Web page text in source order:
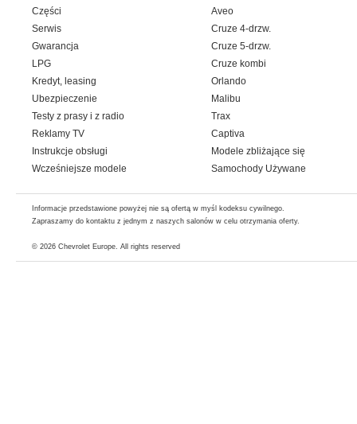
Części
Serwis
Gwarancja
LPG
Kredyt, leasing
Ubezpieczenie
Testy z prasy i z radio
Reklamy TV
Instrukcje obsługi
Wcześniejsze modele
Aveo
Cruze 4-drzw.
Cruze 5-drzw.
Cruze kombi
Orlando
Malibu
Trax
Captiva
Modele zbliżające się
Samochody Używane
Informacje przedstawione powyżej nie są ofertą w myśl kodeksu cywilnego.
Zapraszamy do kontaktu z jednym z naszych salonów w celu otrzymania oferty.
© 2026 Chevrolet Europe. All rights reserved